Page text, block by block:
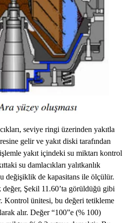
seviye ringi üzerinden yakıtla
gelir ve yakıt diski tarafından
işlemle yakıt içindeki su miktarı kontrol
su damlacıkları yalıtkanlık
değişiklik de kapasitans ile ölçülür.
değer, Şekil 11.60’ta görüldüğü gibi
Kontrol ünitesi, bu değeri tetikleme
alır. Değer “100”e (% 100)